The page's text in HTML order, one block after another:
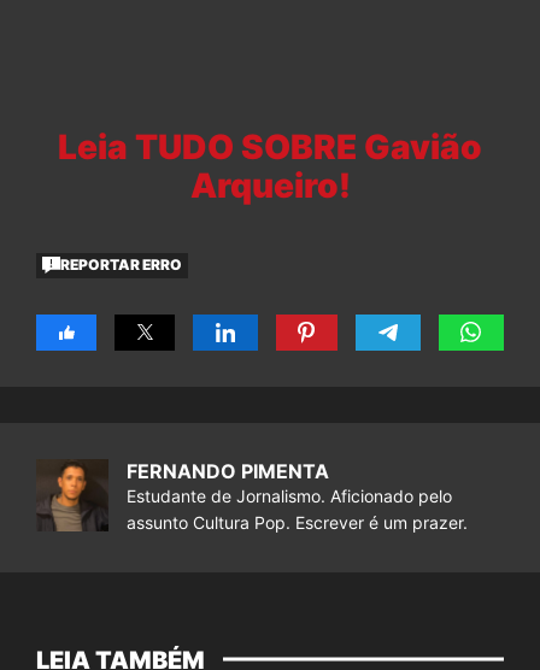
Leia TUDO SOBRE Gavião
Arqueiro!
REPORTAR ERRO
FERNANDO PIMENTA
Estudante de Jornalismo. Aficionado pelo
assunto Cultura Pop. Escrever é um prazer.
LEIA TAMBÉM